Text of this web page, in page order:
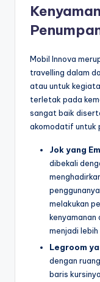
Mobil Innova
travelling dalam
atau untuk
terletak pada
sangat baik
akomodatif untuk
Jok yang
dibekali
melakukan
kenyamanan
menjadi lebih
Legroom
dengan
baris